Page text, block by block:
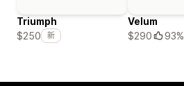
Triumph
$250
新
Velum
$290
93%